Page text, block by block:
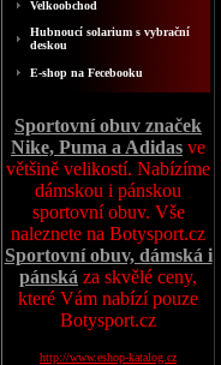
Velkoobchod
Hubnoucí solarium s vybrační
deskou
E-shop na Fecebooku
Sportovní obuv značek
Nike, Puma a Adidas ve
většině velikostí. Nabízíme
dámskou i pánskou
sportovní obuv. Vše
naleznete na Botysport.cz
Sportovní obuv, dámská i
pánská za skvělé ceny,
které Vám nabízí pouze
Botysport.cz
http://www.eshop-katalog.cz